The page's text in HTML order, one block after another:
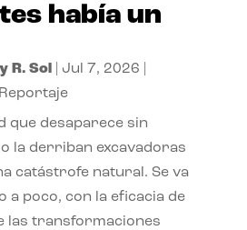
había un
R. Sol Jul 7, 2026
Reportaje
que desaparece sin
la derriban excavadoras
catástrofe natural. Se va
a poco, con la eficacia de
las transformaciones